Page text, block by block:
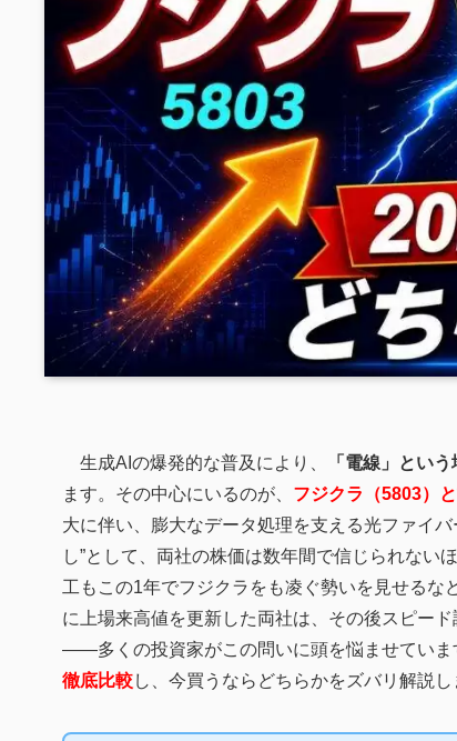
生成AIの爆発的な普及により、 「電線」とい
ます。その中心にいるのが、 フジクラ（5803）
大に伴い、膨大なデータ処理を支える光ファイ
し”として、両社の株価は数年間で信じられない
工もこの1年でフジクラをも凌ぐ勢いを見せるなど
に上場来高値を更新した両社は、その後スピード
――多くの投資家がこの問いに頭を悩ませていま
徹底比較し、今買うならどちらかをズバリ解説し